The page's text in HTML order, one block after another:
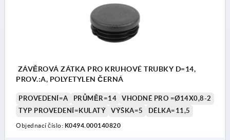
ZÁVĚROVÁ ZÁTKA PRO KRUHOVÉ TRUBKY D=14,
PROV.:A, POLYETYLEN ČERNÁ
PROVEDENÍ=A PRŮMĚR=14
VHODNÉ PRO =Ø14X0,8-2
TYP PROVEDENÍ=KULATÝ
VÝŠKA=5 DÉLKA=11,5
Objednací číslo: K0494.000140820